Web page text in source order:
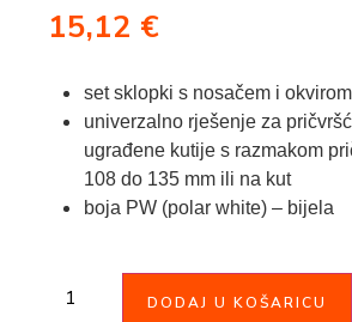
15,12 €
set sklopki s nosačem i okvirom
univerzalno rješenje za
ugrađene kutije s razmakom
108 do 135 mm ili na kut
boja PW (polar white) – bijela
DODAJ U KOŠARICU